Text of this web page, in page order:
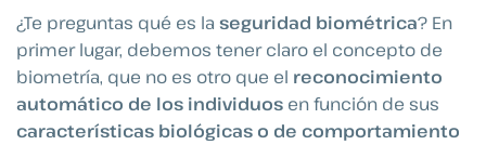
¿Te preguntas qué es la seguridad biométrica? En
primer lugar, debemos tener claro el concepto de
biometría, que no es otro que el reconocimiento
automático de los individuos en función de sus
características biológicas o de comportamiento